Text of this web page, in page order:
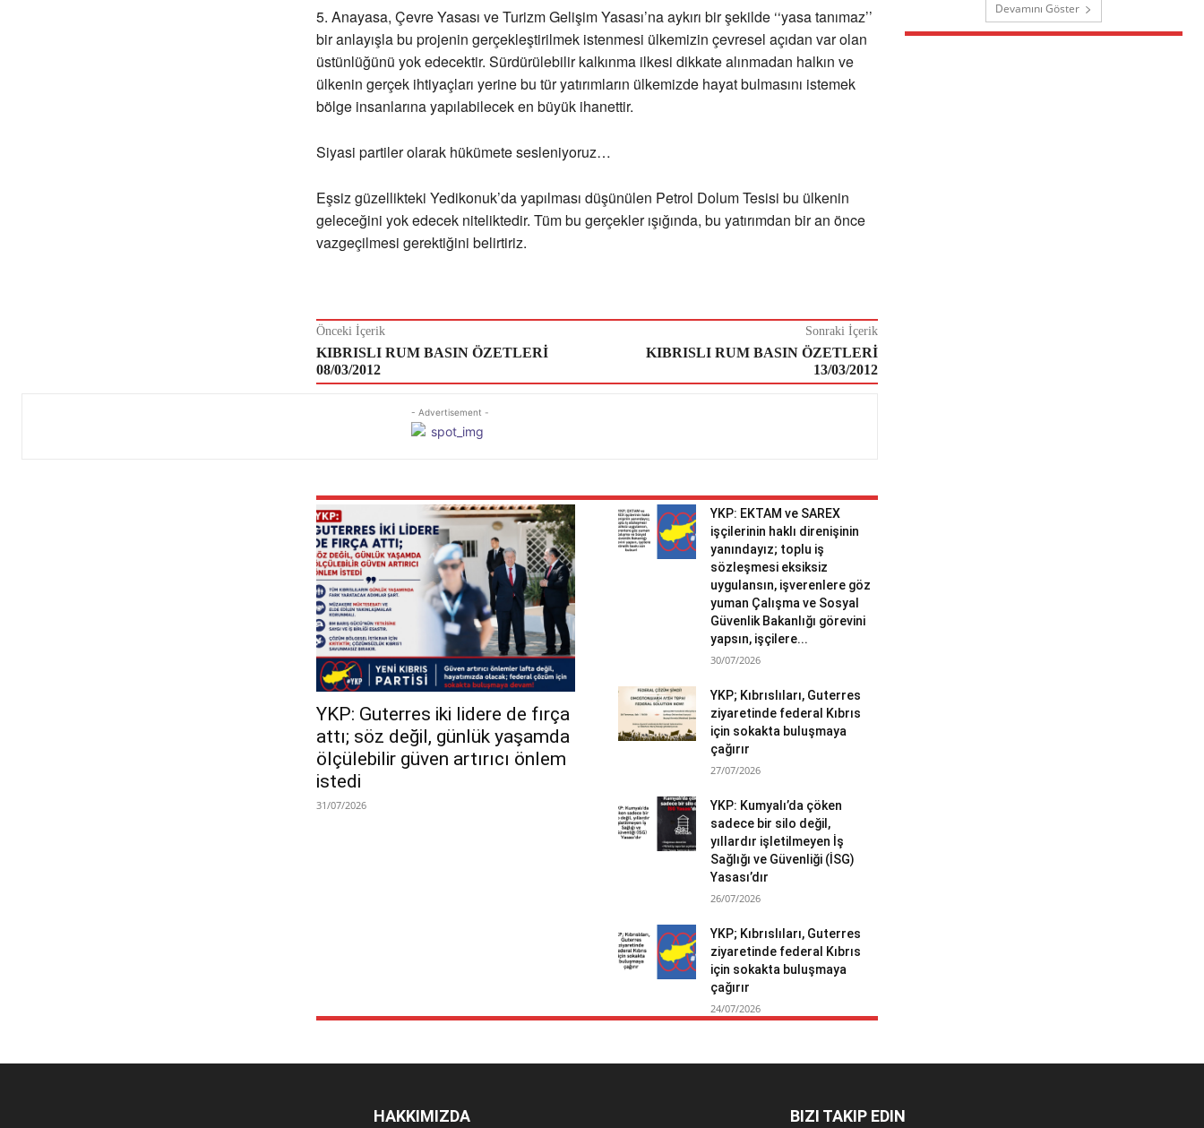
5. Anayasa, Çevre Yasası ve Turizm Gelişim Yasası’na aykırı bir şekilde ‘‘yasa tanımaz’’
bir anlayışla bu projenin gerçekleştirilmek istenmesi ülkemizin çevresel açıdan var olan
üstünlüğünü yok edecektir. Sürdürülebilir kalkınma ilkesi dikkate alınmadan halkın ve
ülkenin gerçek ihtiyaçları yerine bu tür yatırımların ülkemizde hayat bulmasını istemek
bölge insanlarına yapılabilecek en büyük ihanettir.
Siyasi partiler olarak hükümete sesleniyoruz…
Eşsiz güzellikteki Yedikonuk’da yapılması düşünülen Petrol Dolum Tesisi bu ülkenin
geleceğini yok edecek niteliktedir. Tüm bu gerçekler ışığında, bu yatırımdan bir an önce
vazgeçilmesi gerektiğini belirtiriz.
Önceki İçerik
KIBRISLI RUM BASIN ÖZETLERİ
08/03/2012
Sonraki İçerik
KIBRISLI RUM BASIN ÖZETLERİ
13/03/2012
- Advertisement -
YKP: Guterres iki lidere de fırça
attı; söz değil, günlük yaşamda
ölçülebilir güven artırıcı önlem
istedi
31/07/2026
YKP: EKTAM ve SAREX
işçilerinin haklı direnişinin
yanındayız; toplu iş
sözleşmesi eksiksiz
uygulansın, işverenlere göz
yuman Çalışma ve Sosyal
Güvenlik Bakanlığı görevini
yapsın, işçilere...
30/07/2026
YKP; Kıbrıslıları, Guterres
ziyaretinde federal Kıbrıs
için sokakta buluşmaya
çağırır
27/07/2026
YKP: Kumyalı’da çöken
sadece bir silo değil,
yıllardır işletilmeyen İş
Sağlığı ve Güvenliği (İSG)
Yasası’dır
26/07/2026
YKP; Kıbrıslıları, Guterres
ziyaretinde federal Kıbrıs
için sokakta buluşmaya
çağırır
24/07/2026
Devamını Göster
HAKKIMIZDA BIZI TAKIP EDIN